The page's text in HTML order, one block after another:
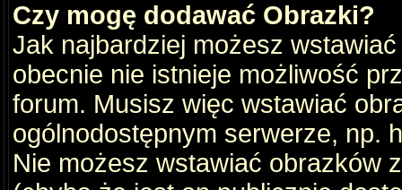
Czy mogę dodawać Obrazki?
Jak najbardziej możesz
obecnie nie istnieje możliwość
forum. Musisz więc wstawiać
ogólnodostępnym serwerze, np.
Nie możesz wstawiać obrazków